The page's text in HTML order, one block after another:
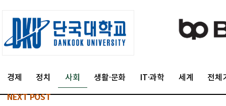
경제 정치 사회 생활·문화 IT·과학 세계 전체
NEXT POST